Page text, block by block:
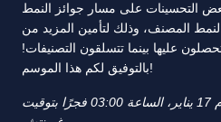
التحسينات على مسار جوائز النمط
المصنف، وذلك لتأمين المزيد من
عليها بينما تتسلقون التصنيفات!
بالتوفيق لكم هذا الموسم!
سيبدأ الموسم المُصنف 8 يوم 17 يناير، الساعة 03:00 فجرًا بتوقيت